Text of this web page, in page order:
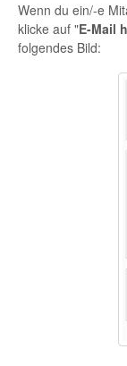
Wenn du ein/-e
klicke auf "E-Mail
folgendes Bild: